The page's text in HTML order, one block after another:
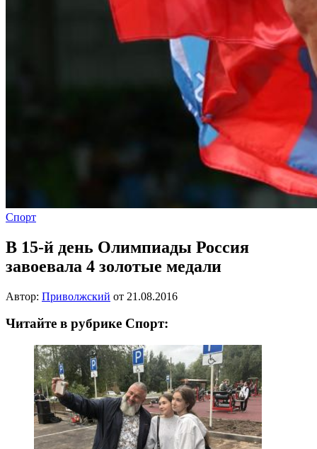
Спорт
В 15-й день Олимпиады Россия
завоевала 4 золотые медали
Автор: Приволжский от 21.08.2016
Читайте в рубрике Спорт: